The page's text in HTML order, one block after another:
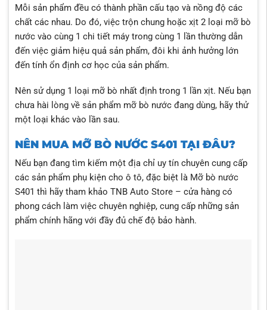
Mỗi sản phẩm đều có thành phần cấu tạo và nồng độ các
chất các nhau. Do đó, việc trộn chung hoặc xịt 2 loại mỡ bò
nước vào cùng 1 chi tiết máy trong cùng 1 lần thường dẫn
đến việc giảm hiệu quả sản phẩm, đôi khi ảnh hưởng lớn
đến tính ổn định cơ học của sản phẩm.
Nên sử dụng 1 loại mỡ bò nhất định trong 1 lần xịt. Nếu bạn
chưa hài lòng về sản phẩm mỡ bò nước đang dùng, hãy thử
một loại khác vào lần sau.
NÊN MUA MỠ BÒ NƯỚC S401 TẠI ĐÂU?
Nếu bạn đang tìm kiếm một địa chỉ uy tín chuyên cung cấp
các sản phẩm phụ kiện cho ô tô, đặc biệt là Mỡ bò nước
S401 thì hãy tham khảo TNB Auto Store – cửa hàng có
phong cách làm việc chuyên nghiệp, cung cấp những sản
phẩm chính hãng với đầy đủ chế độ bảo hành.